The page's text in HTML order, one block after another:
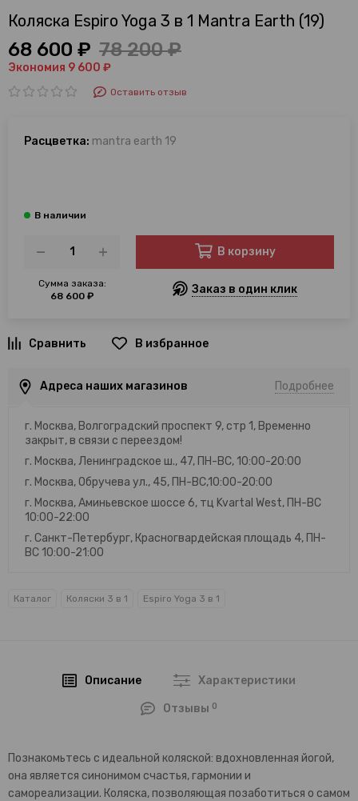
Коляска Espiro Yoga 3 в 1 Mantra Earth (19)
68 600 ₽ 78 200 ₽
Экономия 9 600 ₽
Оставить отзыв
Расцветка: mantra earth 19
Сумма заказа:
68 600 ₽
В корзину
Заказ в один клик
В избранное
Адреса наших магазинов Подробнее
г. Москва, Волгоградский проспект 9, стр 1, Временно
закрыт, в связи с переездом!
г. Москва, Ленинградское ш., 47, ПН-ВС, 10:00-20:00
г. Москва, Обручева ул., 45, ПН-ВС,10:00-20:00
г. Москва, Аминьевское шоссе 6, тц Kvartal West, ПН-ВС
10:00-22:00
г. Санкт-Петербург, Красногвардейская площадь 4, ПН-
ВС 10:00-21:00
Каталог Коляски 3 в 1 Espiro Yoga 3 в 1
Описание Характеристики
Отзывы 0
Познакомьтесь с идеальной коляской: вдохновленная йогой,
она является синонимом счастья, гармонии и
самореализации. Коляска, позволяющая позаботиться о самом